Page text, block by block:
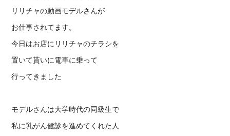
リリチャの動画モデルさんが
お仕事されてます。
今日はお店にリリチャのチラシを
置いて貰いに電車に乗って
行ってきました
モデルさんは大学時代の同級生で
私に乳がん健診を進めてくれた人